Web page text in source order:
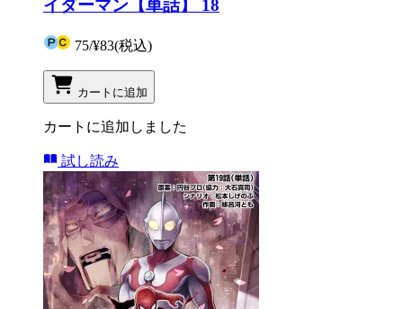
イダーマン【単話】 18
75/¥83(税込)
カートに追加
カートに追加しました
試し読み